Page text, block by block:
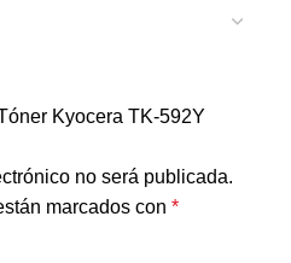
Kyocera TK-592Y
no será publicada.
marcados con *